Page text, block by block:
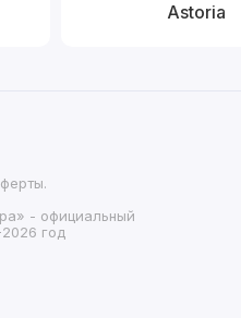
Astoria
- официальный
год